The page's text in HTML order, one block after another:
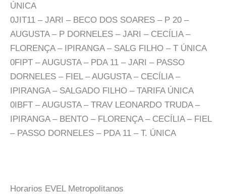
ÚNICA
0JIT11 – JARI – BECO DOS SOARES – P 20 –
AUGUSTA – P DORNELES – JARI – CECÍLIA –
FLORENÇA – IPIRANGA – SALG FILHO – T ÚNICA
0FIPT – AUGUSTA – PDA 11 – JARI – PASSO
DORNELES – FIEL – AUGUSTA – CECÍLIA –
IPIRANGA – SALGADO FILHO – TARIFA ÚNICA
0IBFT – AUGUSTA – TRAV LEONARDO TRUDA –
IPIRANGA – BENTO – FLORENÇA – CECÍLIA – FIEL
– PASSO DORNELES – PDA 11 – T. ÚNICA
Horarios EVEL Metropolitanos